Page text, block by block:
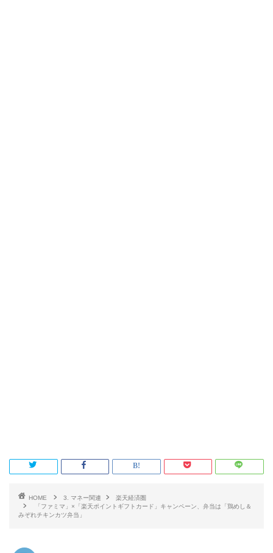
HOME 3. マネー関連
楽天経済圏
「ファミマ」×「楽天ポイントギフトカード」キャンペーン、弁当は「鶏めし＆
みぞれチキンカツ弁当」